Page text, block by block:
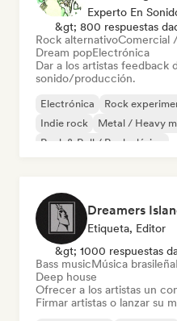
Experto En
&gt; 800 respuestas
Rock alternativoComercial
Dream popElectrónica
Dar a los artistas feedback
sonido/producción.
Electrónica Rock
Indie rock
Metal / Heavy
Rock & Roll / Rock clásico
Dreamers
Etiqueta, Editor
&gt; 1000 respuestas
Bass musicMúsica brasileña
Deep house
Ofrecer a los artistas un
Firmar artistas o lanzar su